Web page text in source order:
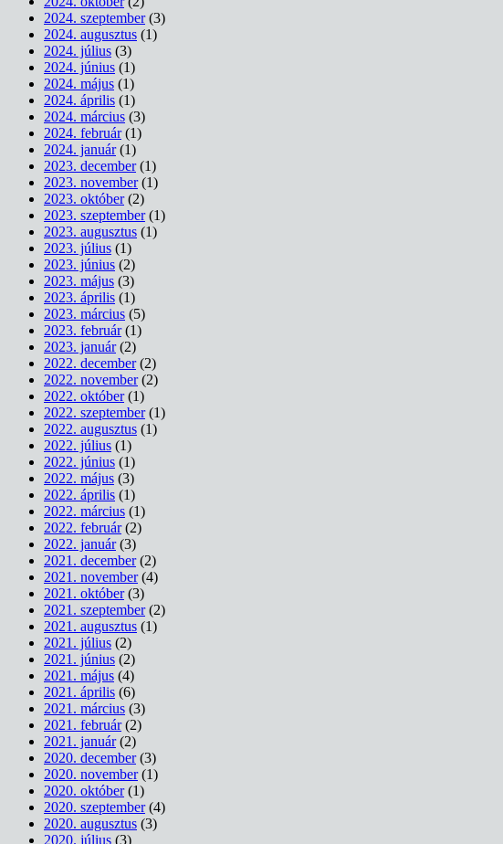
2024. szeptember(3)
2024. augusztus (1)
2024. július (3)
2024. június (1)
2024. május (1)
2024. április (1)
2024. március (3)
2024. február(1)
2024. január(1)
2023. december(1)
2023. november(1)
2023. október(2)
2023. szeptember(1)
2023. augusztus (1)
2023. július (1)
2023. június (2)
2023. május (3)
2023. április (1)
2023. március (5)
2023. február(1)
2023. január(2)
2022. december(2)
2022. november(2)
2022. október(1)
2022. szeptember(1)
2022. augusztus (1)
2022. július (1)
2022. június (1)
2022. május (3)
2022. április (1)
2022. március (1)
2022. február(2)
2022. január(3)
2021. december(2)
2021. november(4)
2021. október(3)
2021. szeptember(2)
2021. augusztus (1)
2021. július (2)
2021. június (2)
2021. május (4)
2021. április (6)
2021. március (3)
2021. február(2)
2021. január(2)
2020. december(3)
2020. november(1)
2020. október(1)
2020. szeptember(4)
2020. augusztus (3)
2020. július (3)